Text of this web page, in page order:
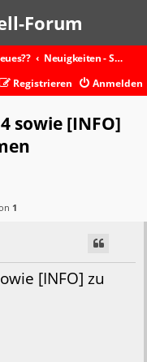
Forum
Neuigkeiten - Schmalspur-Modell-Forum
Anmelden
Registrieren
sowie [INFO]
1
[INFO] zu